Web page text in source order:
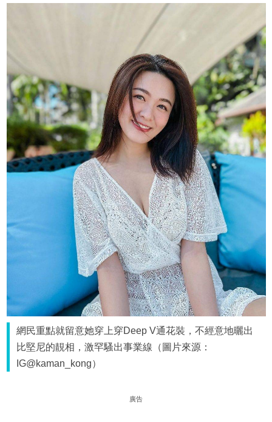
網民重點就留意她穿上穿Deep V通花裝，不經意地曬出
比堅尼的靚相，激罕騷出事業線（圖片來源：
IG@kaman_kong）
廣告